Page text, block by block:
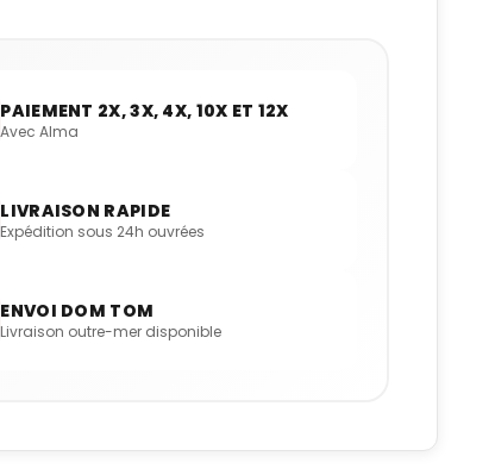
PAIEMENT 2X, 3X, 4X, 10X ET 12X
Avec Alma
LIVRAISON RAPIDE
Expédition sous 24h ouvrées
ENVOI DOM TOM
Livraison outre-mer disponible